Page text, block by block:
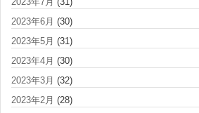
2023年6月 (30)
2023年5月 (31)
2023年4月 (30)
2023年3月 (32)
2023年2月 (28)